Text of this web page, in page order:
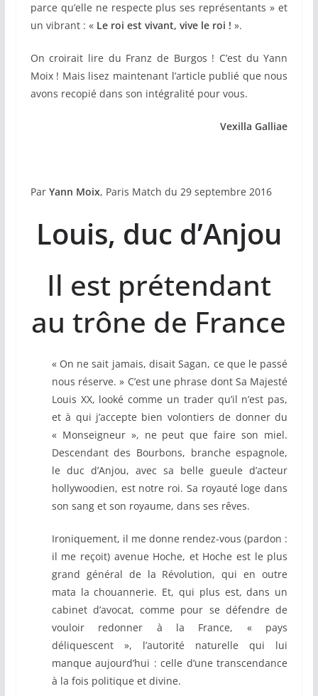
parce qu’elle ne respecte plus ses représentants » et
un vibrant : « Le roi est vivant, vive le roi ! ».
On croirait lire du Franz de Burgos ! C’est du Yann
Moix ! Mais lisez maintenant l’article publié que nous
avons recopié dans son intégralité pour vous.
Vexilla Galliae
Par Yann Moix, Paris Match du 29 septembre 2016
Louis, duc d’Anjou
Il est prétendant
au trône de France
« On ne sait jamais, disait Sagan, ce que le passé
nous réserve. » C’est une phrase dont Sa Majesté
Louis XX, looké comme un trader qu’il n’est pas,
et à qui j’accepte bien volontiers de donner du
« Monseigneur », ne peut que faire son miel.
Descendant des Bourbons, branche espagnole,
le duc d’Anjou, avec sa belle gueule d’acteur
hollywoodien, est notre roi. Sa royauté loge dans
son sang et son royaume, dans ses rêves.
Ironiquement, il me donne rendez-vous (pardon :
il me reçoit) avenue Hoche, et Hoche est le plus
grand général de la Révolution, qui en outre
mata la chouannerie. Et, qui plus est, dans un
cabinet d’avocat, comme pour se défendre de
vouloir redonner à la France, « pays
déliquescent », l’autorité naturelle qui lui
manque aujourd’hui : celle d’une transcendance
à la fois politique et divine.